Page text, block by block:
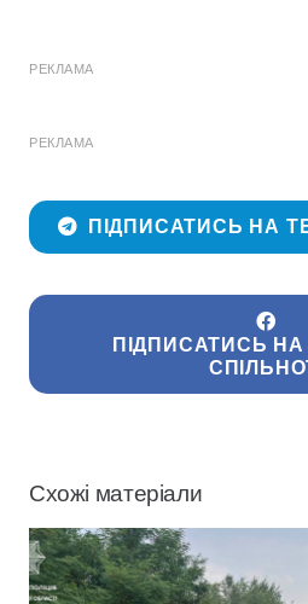
РЕКЛАМА
РЕКЛАМА
ПІДПИСАТИСЬ НА
ПІДПИСАТИСЬ НА
Схожі матеріали